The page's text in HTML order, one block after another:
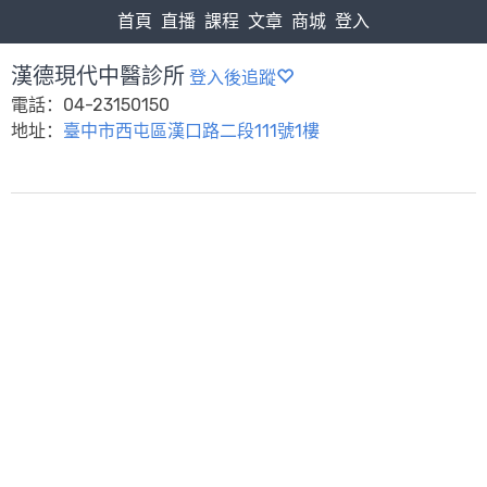
首頁 直播 課程 文章 商城 登入
漢德現代中醫診所 登入後追蹤
電話：04-23150150
地址： 臺中市西屯區漢口路二段111號1樓